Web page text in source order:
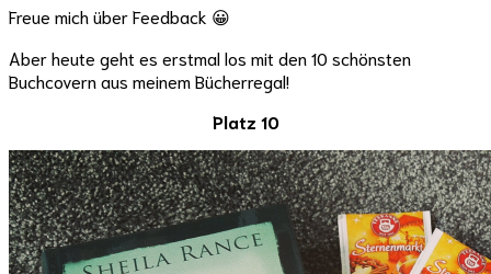
Freue mich über Feedback 😀
Aber heute geht es erstmal los mit den 10 schönsten
Buchcovern aus meinem Bücherregal!
Platz 10